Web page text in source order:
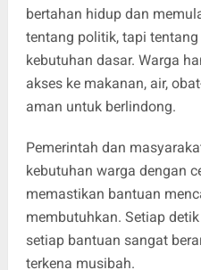
bertahan hidup dan
tentang politik, tapi
kebutuhan dasar. Warga
akses ke makanan, air,
aman untuk berlindong.
Pemerintah dan
kebutuhan warga dengan
memastikan bantuan
membutuhkan. Setiap
setiap bantuan sangat
terkena musibah.